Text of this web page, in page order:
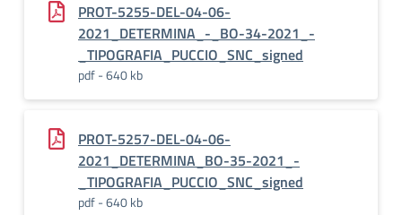
PROT-5255-DEL-04-06-
2021_DETERMINA_-_BO-34-2021_-
_TIPOGRAFIA_PUCCIO_SNC_signed
pdf - 640 kb
PROT-5257-DEL-04-06-
2021_DETERMINA_BO-35-2021_-
_TIPOGRAFIA_PUCCIO_SNC_signed
pdf - 640 kb